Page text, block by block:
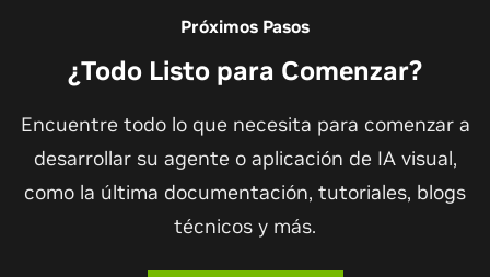
Próximos Pasos
¿Todo Listo para Comenzar?
Encuentre todo lo que necesita para comenzar a
desarrollar su agente o aplicación de IA visual,
como la última documentación, tutoriales, blogs
técnicos y más.